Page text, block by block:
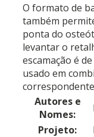
O formato de
também
ponta do
levantar o
escamação é
usado em
Autores e
Nomes:
Projeto: